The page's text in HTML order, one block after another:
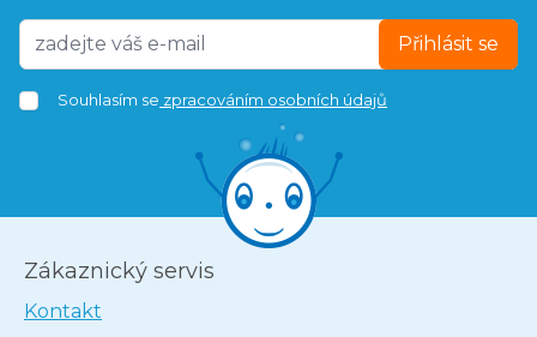
Přihlásit se
Souhlasím se zpracováním osobních údajů
Zákaznický servis
Kontakt